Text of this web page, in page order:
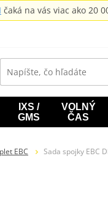
čaká na vás viac ako 20
IXS /
GMS
VOLNÝ
ČAS
EBC Sada spojky EBC